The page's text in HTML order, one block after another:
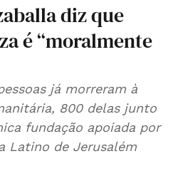
diz que
é “moralmente
já morreram à
800 delas junto
fundação apoiada por
Latino de Jerusalém